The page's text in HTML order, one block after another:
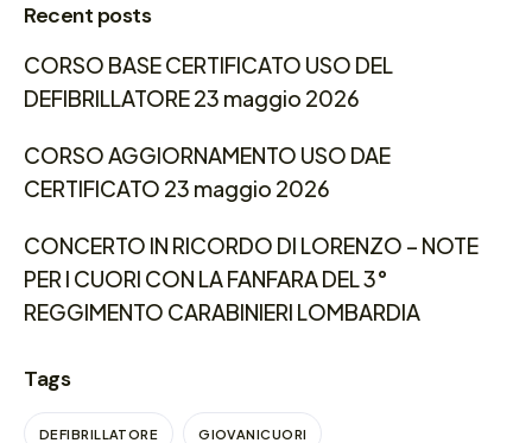
Recent posts
CORSO BASE CERTIFICATO USO DEL
DEFIBRILLATORE 23 maggio 2026
CORSO AGGIORNAMENTO USO DAE
CERTIFICATO 23 maggio 2026
CONCERTO IN RICORDO DI LORENZO – NOTE
PER I CUORI CON LA FANFARA DEL 3°
REGGIMENTO CARABINIERI LOMBARDIA
Tags
DEFIBRILLATORE GIOVANICUORI